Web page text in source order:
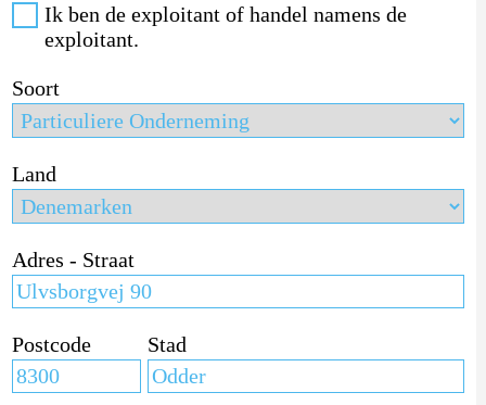
Ik ben de exploitant of handel namens de
exploitant.
Soort
Land
Adres - Straat
Postcode Stad